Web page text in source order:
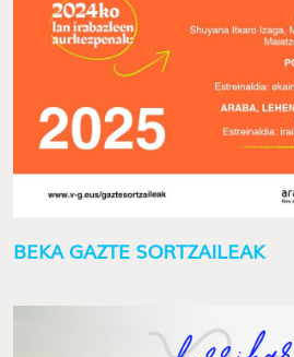
BEKA GAZTE SORTZAILEAK